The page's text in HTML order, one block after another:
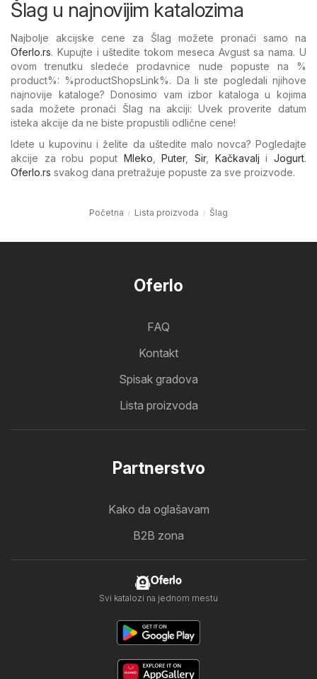
Šlag u najnovijim katalozima
Najbolje akcijske cene za Šlag možete pronaći samo na
Oferlo.rs. Kupujte i uštedite tokom meseca Avgust sa nama. U
ovom trenutku sledeće prodavnice nude popuste na %​
product%: %​productShopsLink%. Da li ste pogledali njihove
najnovije kataloge? Donosimo vam izbor kataloga u kojima
sada možete pronaći Šlag na akciji: Uvek proverite datum
isteka akcije da ne biste propustili odlične cene!
Idete u kupovinu i želite da uštedite malo novca? Pogledajte
akcije za robu poput Mleko ,Puter,Sir, Kačkavalj iJogurt.
Oferlo.rs svakog dana pretražuje popuste za sve proizvode.
Početna Lista proizvoda Šlag
Oferlo
FAQ
Kontakt
Spisak gradova
Lista proizvoda
Partnerstvo
Kako da oglašavam
B2B zona
Oferlo
Svi katalozi na jednom mestu